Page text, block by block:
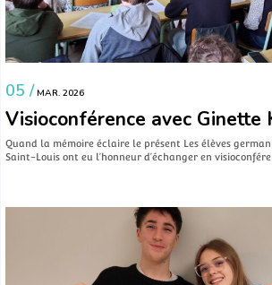
05 / MAR. 2026
Visioconférence avec Ginette
Quand la mémoire éclaire le présent Les élèves
Saint-Louis ont eu l’honneur d’échanger en